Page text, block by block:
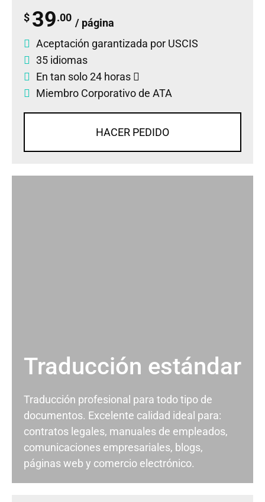
$ 39.00 / página
Aceptación garantizada por USCIS
35 idiomas
En tan solo 24 horas
Miembro Corporativo de ATA
HACER PEDIDO
Traducción estándar
Traducción profesional para todo tipo de
documentos. Excelente calidad ideal para:
contratos legales, manuales de empleados,
comunicaciones empresariales, blogs,
páginas web y comercio electrónico.